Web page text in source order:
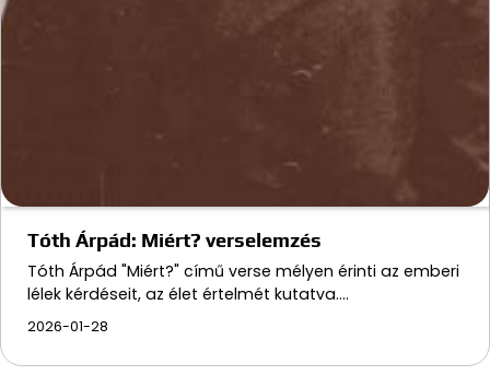
Tóth Árpád: Miért? verselemzés
Tóth Árpád "Miért?" című verse mélyen érinti az emberi
lélek kérdéseit, az élet értelmét kutatva.…
2026-01-28